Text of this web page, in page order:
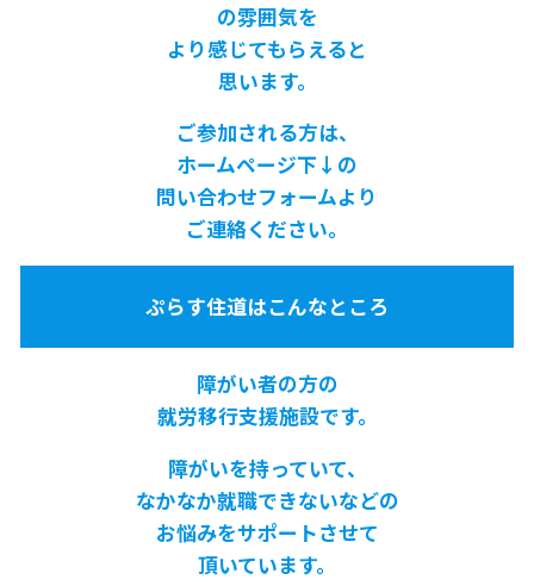
の雰囲気を
より感じてもらえると
思います。
ご参加される方は、
ホームページ下↓の
問い合わせフォームより
ご連絡ください。
ぷらす住道はこんなところ
障がい者の方の
就労移行支援施設です。
障がいを持っていて、
なかなか就職できないなどの
お悩みをサポートさせて
頂いています。